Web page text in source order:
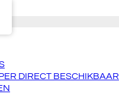
DIRECT BESCHIKBAAR